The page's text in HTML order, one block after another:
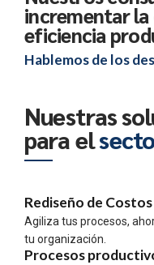
8
9
0
5
6
7
8
9
0
9
0
8
9
0
incrementar
eficiencia
Hablemos de los
Nuestras
para el
Rediseño de Costos
Agiliza tus procesos,
tu organización.
Procesos